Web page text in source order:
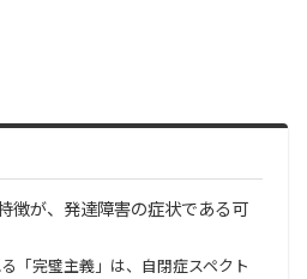
徴が、発達障害の症状である可
「完璧主義」は、自閉症スペクト